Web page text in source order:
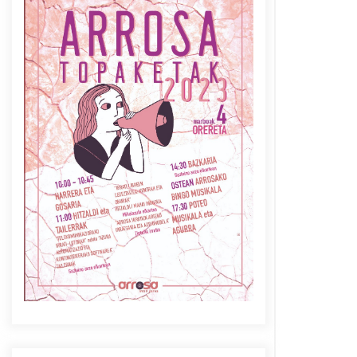
Azaroak 6 Iurretan Arrosa
sarearen IX. topaketak
2021/10/04
Berria egunkarian
elkarrizketa Arrosaren 20
urteez
2021/07/06
Arrosaren laburpen bideoa
Hamaika Telebistaren eskutik
2021/06/30